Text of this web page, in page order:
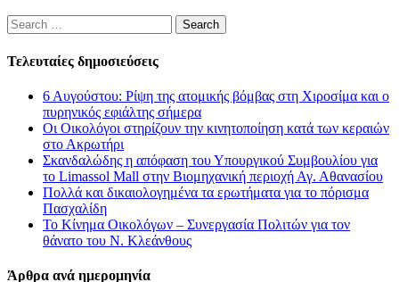
Search
for:
Τελευταίες δημοσιεύσεις
6 Αυγούστου: Ρίψη της ατομικής βόμβας στη Χιροσίμα και ο
πυρηνικός εφιάλτης σήμερα
Οι Οικολόγοι στηρίζουν την κινητοποίηση κατά των κεραιών
στο Ακρωτήρι
Σκανδαλώδης η απόφαση του Υπουργικού Συμβουλίου για
το Limassol Mall στην Βιομηχανική περιοχή Αγ. Αθανασίου
Πολλά και δικαιολογημένα τα ερωτήματα για το πόρισμα
Πασχαλίδη
Το Κίνημα Οικολόγων – Συνεργασία Πολιτών για τον
θάνατο του Ν. Κλεάνθους
Άρθρα ανά ημερομηνία